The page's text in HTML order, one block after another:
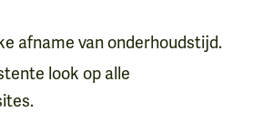
afname van onderhoudstijd.
look op alle